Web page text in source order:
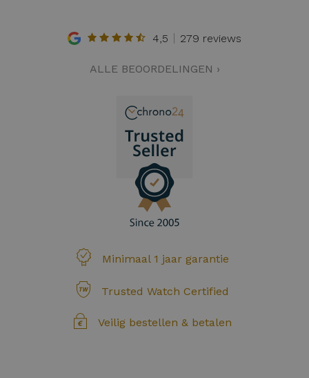
4,5 279 reviews
ALLE BEOORDELINGEN ›
Minimaal 1 jaar garantie
Trusted Watch Certified
Veilig bestellen & betalen